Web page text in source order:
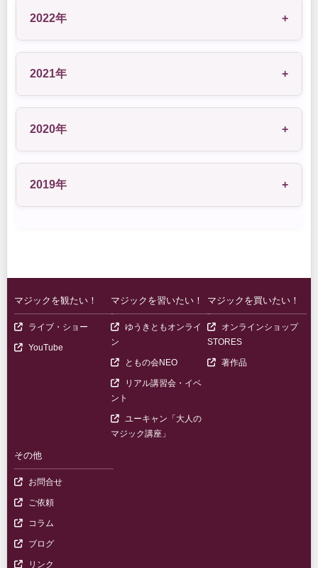
2022年 +
2021年 +
2020年 +
2019年 +
マジックを観たい！
ライブ・ショー （ゆうきともが出演するマジックショーの情報ページ）
YouTube （ゆうきともの公式チャンネルを開きます）
マジックを習いたい！
ゆうきともオンライ
ン（オンラインで学べるマジック講座。LIVE配信・
ともの会NEO（毎年10回構成のリアル＆動画講
リアル講習会・イベ
ント
ユーキャン「大人の
マジック講座」
マジックを買いたい！
オンラインショップ
STORES（マジック教材や
著作品（ゆうきともの著
その他
お問合せ（一般のお問合せフォーム）
ご依頼（出演や講演などのご依頼フォーム）
コラム
ブログ（日々の活動やお知らせなどを掲載）
リンク